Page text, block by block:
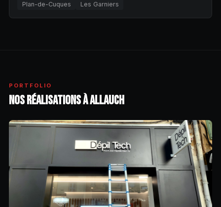
Plan-de-Cuques
Les Garniers
PORTFOLIO
NOS RÉALISATIONS À ALLAUCH